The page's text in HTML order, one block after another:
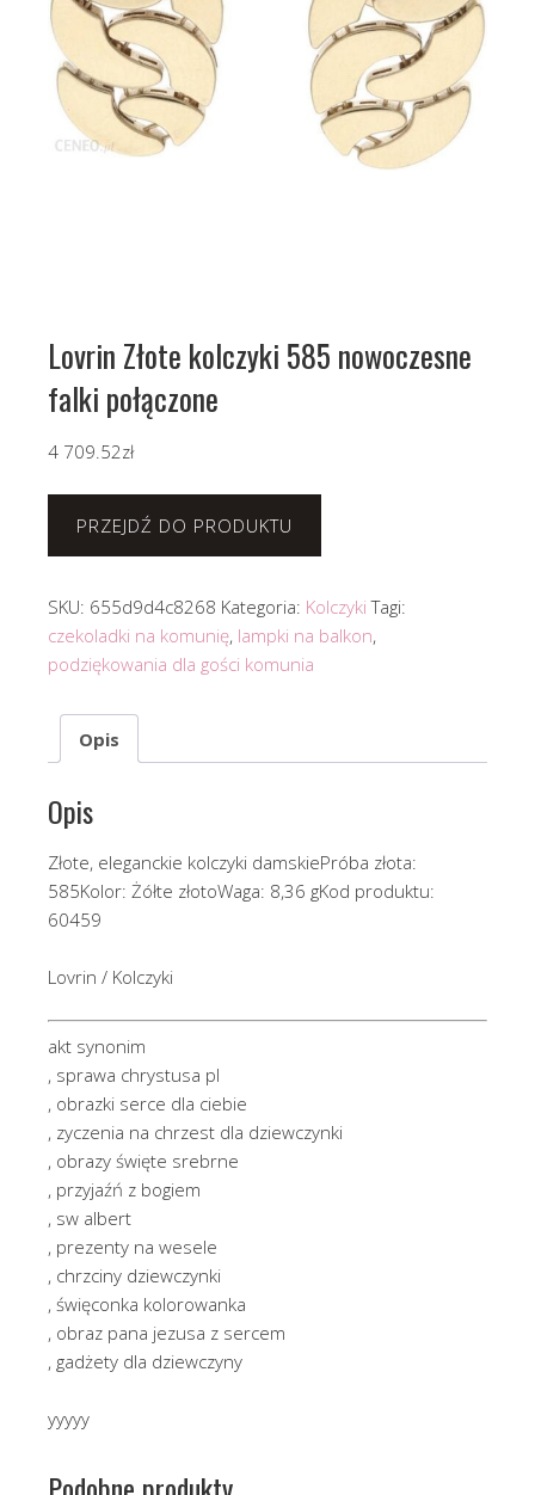
Lovrin Złote kolczyki 585 nowoczesne
falki połączone
4 709.52zł
PRZEJDŹ DO PRODUKTU
SKU: 655d9d4c8268 Kategoria: Kolczyki Tagi:
czekoladki na komunię, lampki na balkon,
podziękowania dla gości komunia
Opis
Opis
Złote, eleganckie kolczyki damskiePróba złota:
585Kolor: Żółte złotoWaga: 8,36 gKod produktu:
60459
Lovrin / Kolczyki
akt synonim
, sprawa chrystusa pl
, obrazki serce dla ciebie
, zyczenia na chrzest dla dziewczynki
, obrazy święte srebrne
, przyjaźń z bogiem
, sw albert
, prezenty na wesele
, chrzciny dziewczynki
, święconka kolorowanka
, obraz pana jezusa z sercem
, gadżety dla dziewczyny
yyyyy